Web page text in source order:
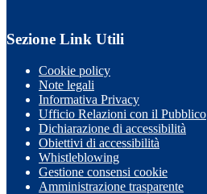
Sezione Link Utili
Cookie policy
Note legali
Informativa Privacy
Ufficio Relazioni con il Pubblico
Dichiarazione di accessibilità
Obiettivi di accessibilità
Whistleblowing
Gestione consensi cookie
Amministrazione trasparente